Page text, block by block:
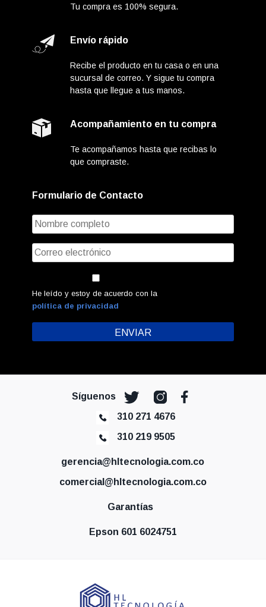
Tu compra es 100% segura.
Envío rápido
Recibe el producto en tu casa o en una
sucursal de correo. Y sigue tu compra
hasta que llegue a tus manos.
Acompañamiento en tu compra
Te acompañamos hasta que recibas lo
que compraste.
Formulario de Contacto
He leído y estoy de acuerdo con la
política de privacidad
Síguenos
310 271 4676
310 219 9505
gerencia@hltecnologia.com.co
comercial@hltecnologia.com.co
Garantías
Epson 601 6024751